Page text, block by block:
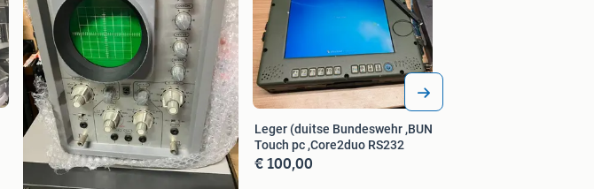
Leger (duitse Bundeswehr ,BUND)
Touch pc ,Core2duo RS232
€ 100,00